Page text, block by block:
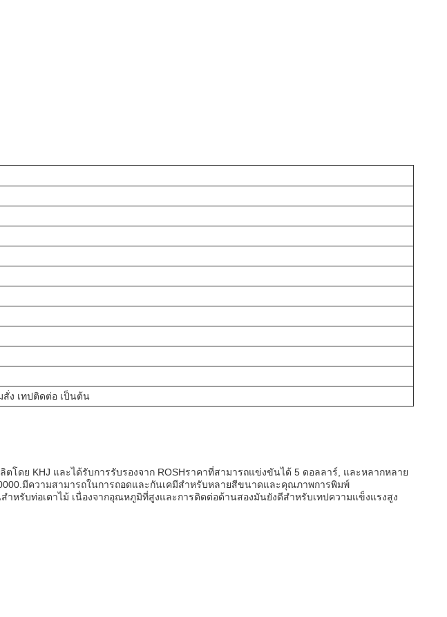
ง เทปติดต่อ เป็นต้น
โดย KHJ และได้รับการรับรองจาก ROSHราคาที่สามารถแข่งขันได้ 5 ดอลลาร์, และหลากหลาย
มีความสามารถในการถอดและกันเคมีสําหรับหลายสีขนาดและคุณภาพการพิมพ์
หรับท่อเตาไม้ เนื่องจากอุณหภูมิที่สูงและการติดต่อด้านสองมันยังดีสําหรับเทปความแข็งแรงสูง